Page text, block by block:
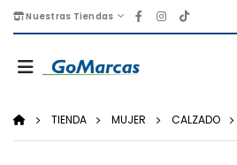
Nuestras Tiendas
TIENDA MUJER CALZADO